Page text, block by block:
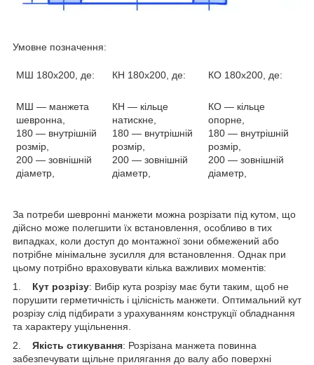
Умовне позначення:
МШ 180х200, де: КН 180х200, де: КО 180х200, де:
МШ — манжета
шевронна,
180 — внутрішній
розмір,
200 — зовнішній
діаметр,
КН — кільце
натискне,
180 — внутрішній
розмір,
200 — зовнішній
діаметр,
КО — кільце
опорне,
180 — внутрішній
розмір,
200 — зовнішній
діаметр,
За потреби шевронні манжети можна розрізати під кутом, що
дійсно може полегшити їх встановлення, особливо в тих
випадках, коли доступ до монтажної зони обмежений або
потрібне мінімальне зусилля для встановлення. Однак при
цьому потрібно враховувати кілька важливих моментів:
1. Кут розрізу: Вибір кута розрізу має бути таким, щоб не
порушити герметичність і цілісність манжети. Оптимальний кут
розрізу слід підбирати з урахуванням конструкції обладнання
та характеру ущільнення.
2. Якість стикування: Розрізана манжета повинна
забезпечувати щільне прилягання до валу або поверхні